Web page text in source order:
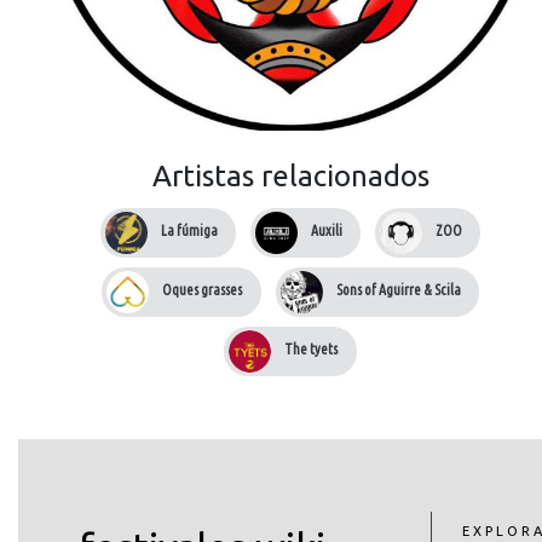
Artistas relacionados
La fúmiga Auxili ZOO
Oques grasses Sons of Aguirre & Scila
The tyets